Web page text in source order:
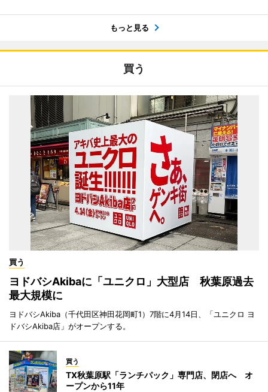
もっと見る
買う
買う
ヨドバシAkibaに「ユニクロ」大型店 秋葉原過去
最大規模に
ヨドバシAkiba（千代田区神田花岡町1）7階に4月14日、「ユニクロ ヨ
ドバシAkiba店」がオープンする。
買う
TX秋葉原駅「ランチパック」専門店、閉店へ オ
ープンから11年